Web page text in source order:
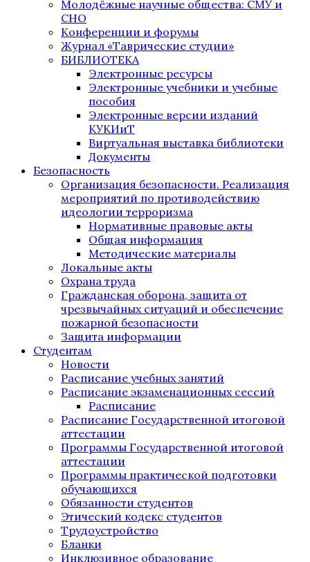
Молодёжные научные общества: СМУ и
СНО
Конференции и форумы
Журнал «Таврические студии»
БИБЛИОТЕКА
Электронные ресурсы
Электронные учебники и учебные
пособия
Электронные версии изданий
КУКИиТ
Виртуальная выставка библиотеки
Документы
Безопасность
Организация безопасности. Реализация
мероприятий по противодействию
идеологии терроризма
Нормативные правовые акты
Общая информация
Методические материалы
Локальные акты
Охрана труда
Гражданская оборона, защита от
чрезвычайных ситуаций и обеспечение
пожарной безопасности
Защита информации
Студентам
Новости
Расписание учебных занятий
Расписание экзаменационных сессий
Расписание
Расписание Государственной итоговой
аттестации
Программы Государственной итоговой
аттестации
Программы практической подготовки
обучающихся
Обязанности студентов
Этический кодекс студентов
Трудоустройство
Бланки
Инклюзивное образование